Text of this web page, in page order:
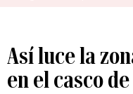
Así luce la
en el casco